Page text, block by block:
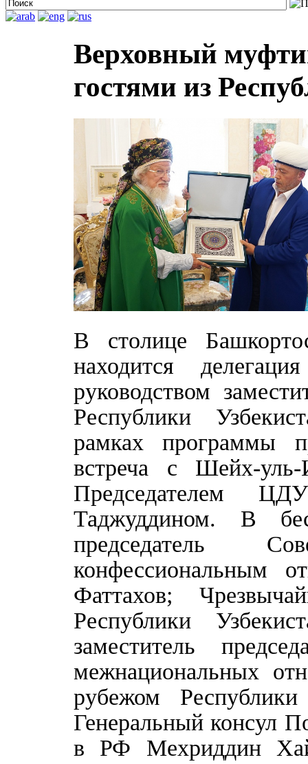
Верховный
гостями из
В столице
находится
руководством
Республики
рамках программы
встреча с Шейх-
Председателем
Таджуддином. В
председатель
конфессиональным
Фаттахов;
Республики
заместитель
межнациональных
рубежом
Генеральный консул
в РФ Мехриддин